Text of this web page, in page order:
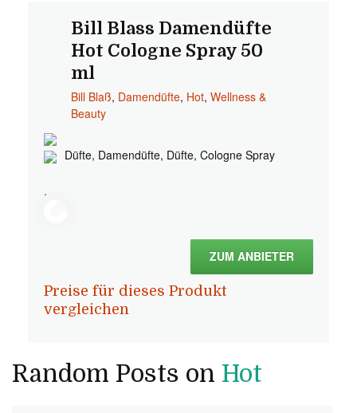
Bill Blass Damendüfte
Hot Cologne Spray 50
ml
Bill Blaß, Damendüfte, Hot, Wellness &
Beauty
Düfte, Damendüfte, Düfte, Cologne Spray
.
ZUM ANBIETER
Preise für dieses Produkt
vergleichen
Random Posts on Hot